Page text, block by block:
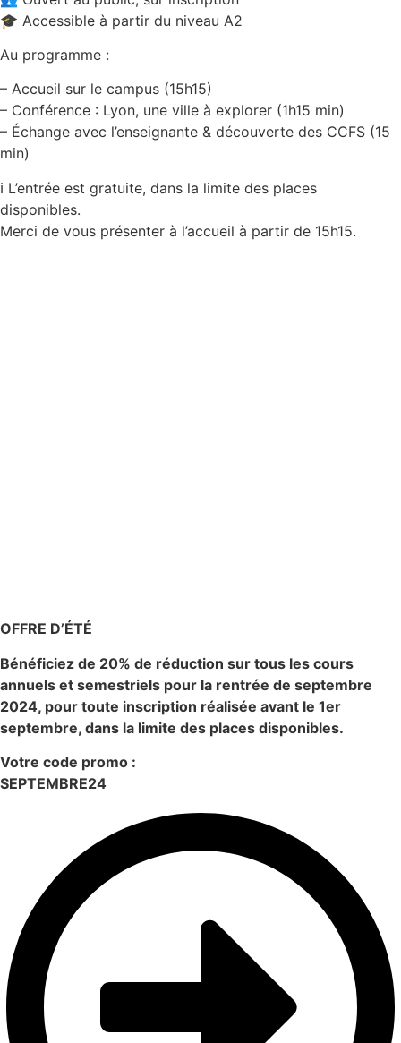
🎓 Accessible à partir du niveau A2
Au programme :
– Accueil sur le campus (15h15)
– Conférence : Lyon, une ville à explorer (1h15 min)
– Échange avec l’enseignante & découverte des CCFS (15
min)
ℹ️ L’entrée est gratuite, dans la limite des places
disponibles.
Merci de vous présenter à l’accueil à partir de 15h15.
OFFRE D’ÉTÉ
Bénéficiez de 20% de réduction sur tous les cours
annuels et semestriels pour la rentrée de septembre
2024, pour toute inscription réalisée avant le 1er
septembre, dans la limite des places disponibles.
Votre code promo :
SEPTEMBRE24